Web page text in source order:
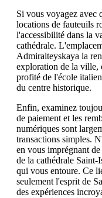
Si vous voyagez avec
locations de fauteuils
l'accessibilité dans la
cathédrale.
Admiralteyskaya la
exploration de la ville,
profité de l'école
du centre historique.
Enfin, examinez
de paiement et les
numériques sont
transactions simples.
en vous imprégnant
de la cathédrale Saint-
qui vous entoure. Ce
seulement l'esprit de
des expériences